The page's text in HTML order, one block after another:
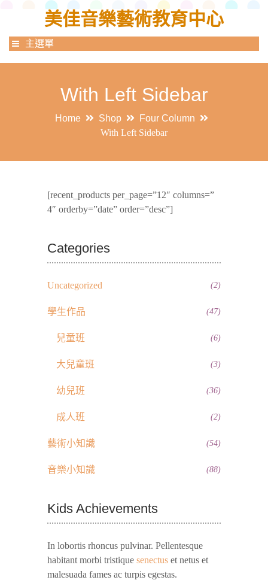
美佳音樂藝術教育中心
主選單
With Left Sidebar
Home Shop
Four Column
With Left Sidebar
Categories
Uncategorized (2)
學生作品 (47)
兒童班 (6)
大兒童班 (3)
幼兒班 (36)
成人班 (2)
藝術小知識 (54)
音樂小知識 (88)
Kids Achievements
In lobortis rhoncus pulvinar. Pellentesque
habitant morbi tristique senectus et netus et
malesuada fames ac turpis egestas.
[recent_products per_page=”12″ columns=”
4″ orderby=”date” order=”desc”]